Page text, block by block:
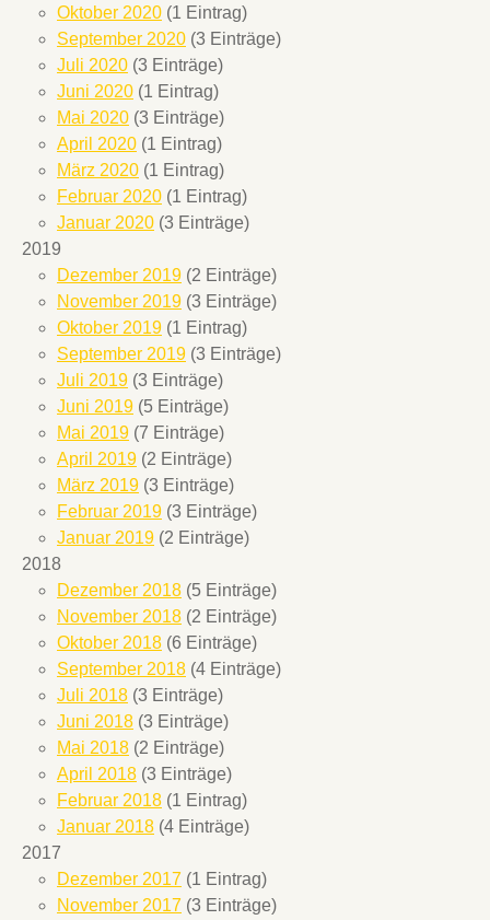
Oktober 2020 (1 Eintrag)
September 2020 (3 Einträge)
Juli 2020 (3 Einträge)
Juni 2020 (1 Eintrag)
Mai 2020 (3 Einträge)
April 2020 (1 Eintrag)
März 2020 (1 Eintrag)
Februar 2020 (1 Eintrag)
Januar 2020 (3 Einträge)
2019
Dezember 2019 (2 Einträge)
November 2019 (3 Einträge)
Oktober 2019 (1 Eintrag)
September 2019 (3 Einträge)
Juli 2019 (3 Einträge)
Juni 2019 (5 Einträge)
Mai 2019 (7 Einträge)
April 2019 (2 Einträge)
März 2019 (3 Einträge)
Februar 2019 (3 Einträge)
Januar 2019 (2 Einträge)
2018
Dezember 2018 (5 Einträge)
November 2018 (2 Einträge)
Oktober 2018 (6 Einträge)
September 2018 (4 Einträge)
Juli 2018 (3 Einträge)
Juni 2018 (3 Einträge)
Mai 2018 (2 Einträge)
April 2018 (3 Einträge)
Februar 2018 (1 Eintrag)
Januar 2018 (4 Einträge)
2017
Dezember 2017 (1 Eintrag)
November 2017 (3 Einträge)